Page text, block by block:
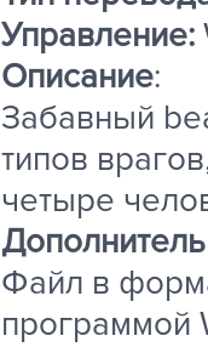
Управление:
Описание:
Забавный
типов
четыре
Файл в
программой